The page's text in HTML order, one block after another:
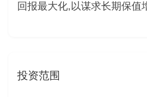
回报最大化,以谋求长期保值
投资范围